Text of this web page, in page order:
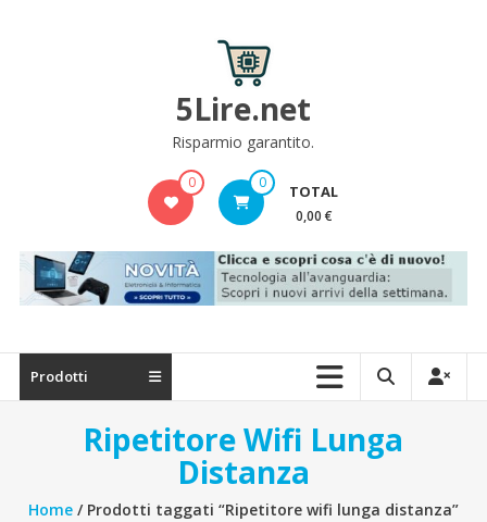
5Lire.net
Risparmio garantito.
0 0 TOTAL
0,00 €
Prodotti
Ripetitore Wifi Lunga
Distanza
Home/ Prodotti taggati “Ripetitore wifi lunga distanza”